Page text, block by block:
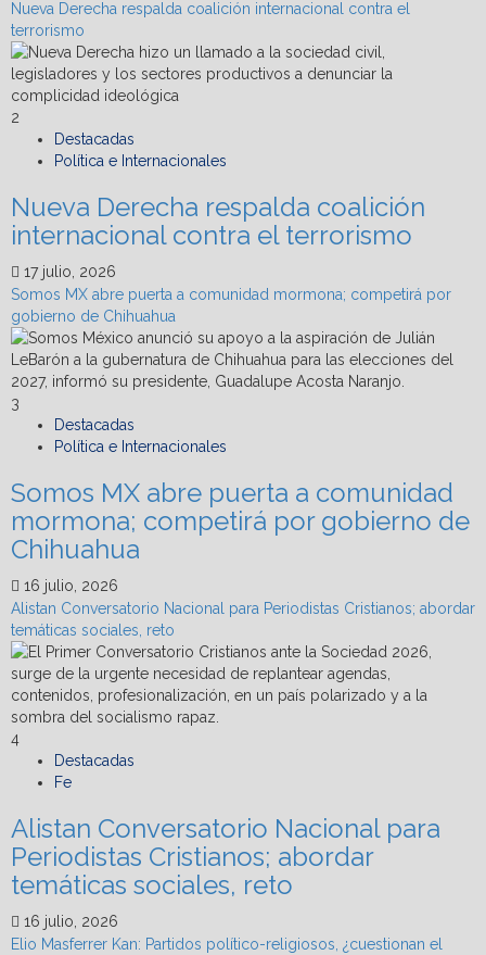
Nueva Derecha respalda coalición internacional contra el
terrorismo
2
Destacadas
Política e Internacionales
Nueva Derecha respalda coalición
internacional contra el terrorismo
17 julio, 2026
Somos MX abre puerta a comunidad mormona; competirá por
gobierno de Chihuahua
3
Destacadas
Política e Internacionales
Somos MX abre puerta a comunidad
mormona; competirá por gobierno de
Chihuahua
16 julio, 2026
Alistan Conversatorio Nacional para Periodistas Cristianos; abordar
temáticas sociales, reto
4
Destacadas
Fe
Alistan Conversatorio Nacional para
Periodistas Cristianos; abordar
temáticas sociales, reto
16 julio, 2026
Elio Masferrer Kan: Partidos político-religiosos, ¿cuestionan el